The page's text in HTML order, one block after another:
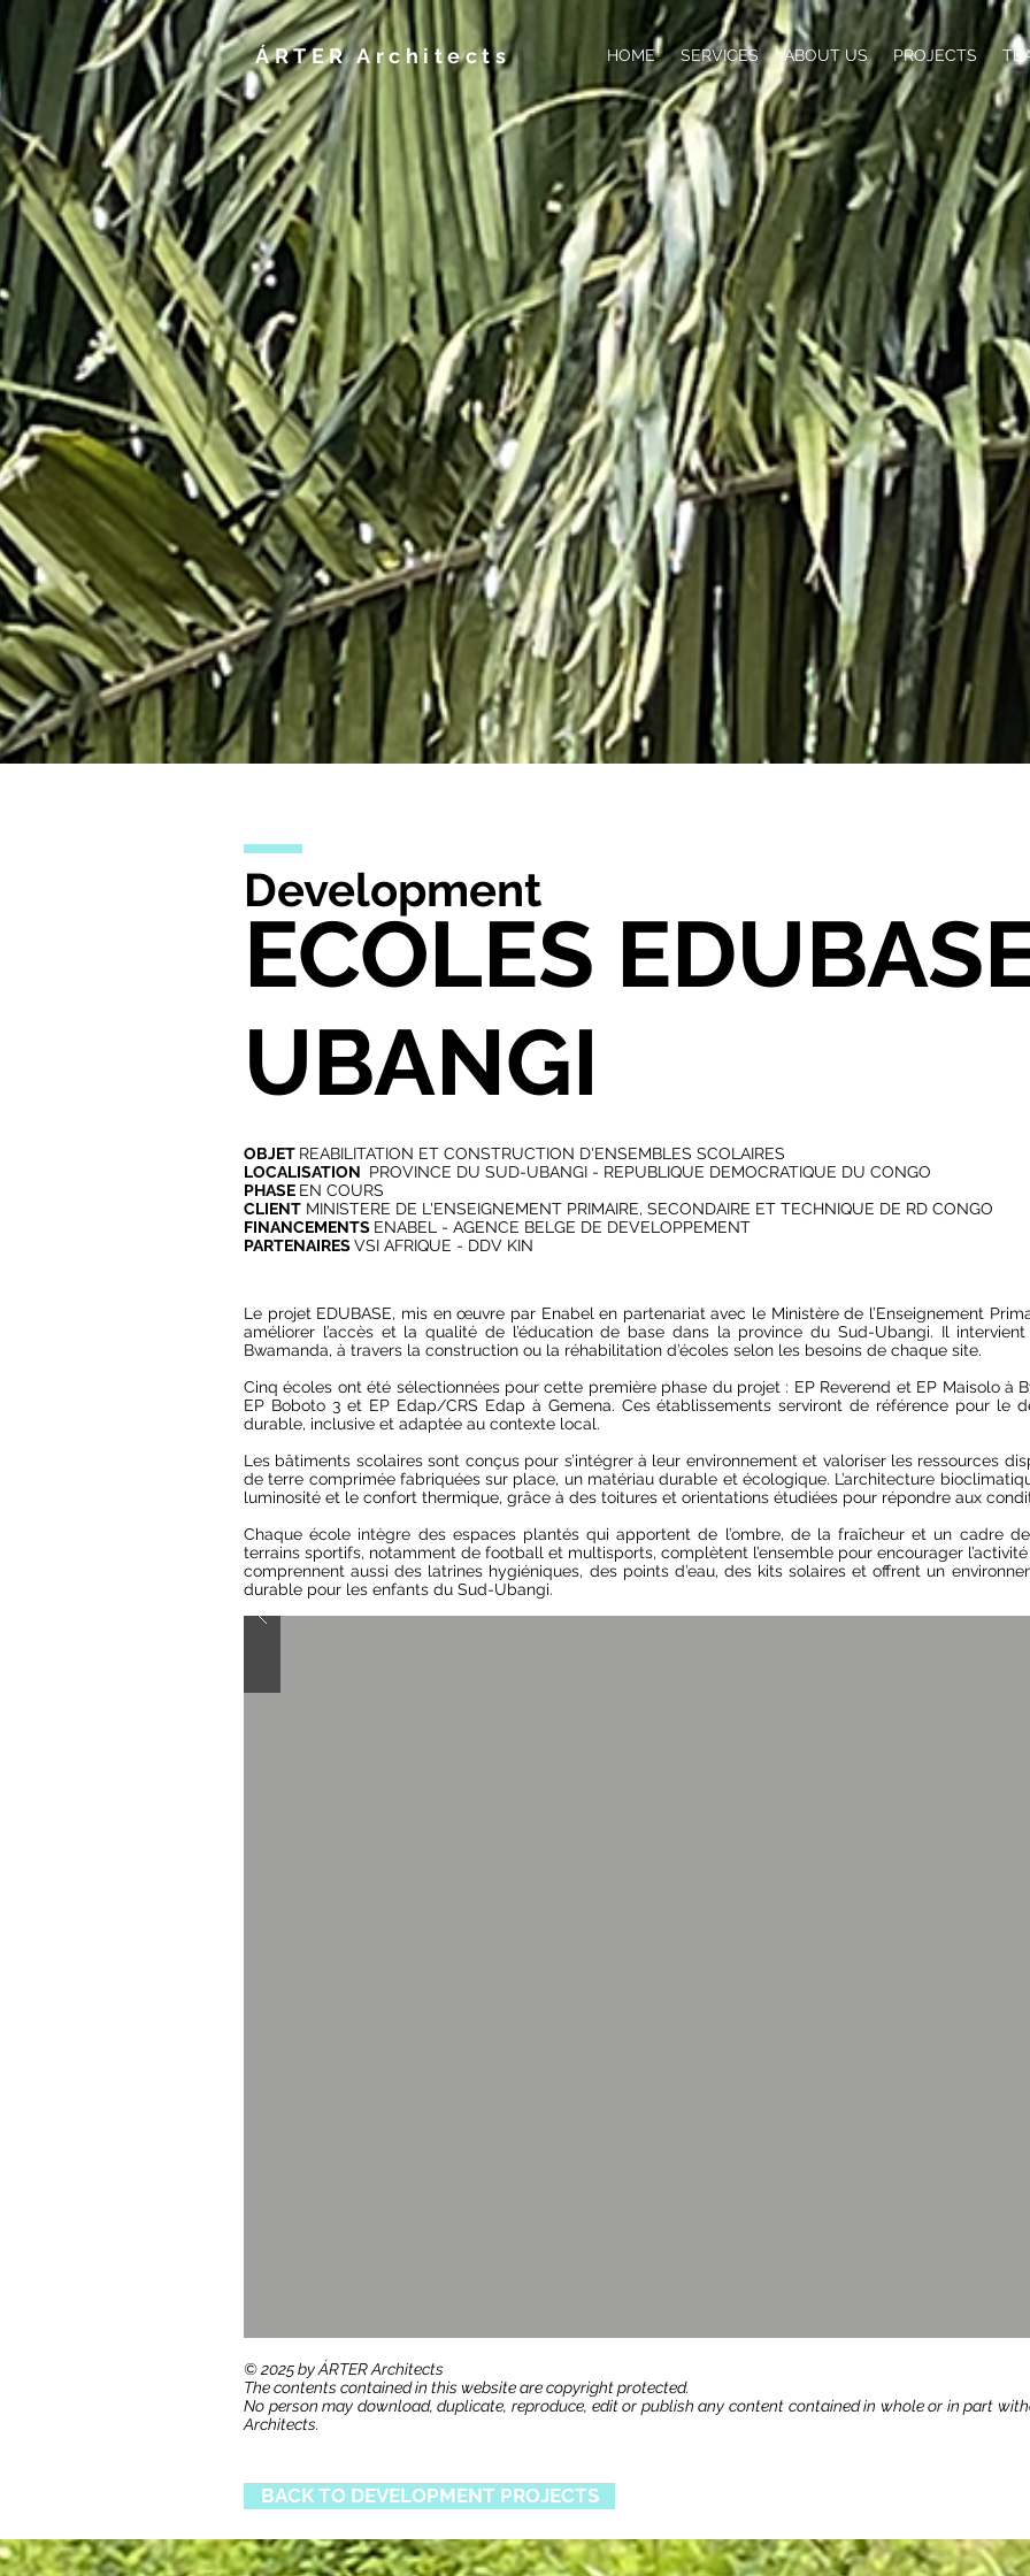
ÁRTER Architects HOME SERVICES ABOUT US PROJECTS
Development
ECOLES
UBANGI
OBJET REABILITATION ET CONSTRUCTION D'ENSEMBLES SCOLAIRES
LOCALISATION PROVINCE DU SUD-UBANGI - REPUBLIQUE DEMOCRATIQUE DU CONGO
PHASE EN COURS
CLIENT MINISTERE DE L'ENSEIGNEMENT PRIMAIRE, SECONDAIRE ET TECHNIQUE DE RD CONGO
FINANCEMENTS ENABEL - AGENCE BELGE DE DEVELOPPEMENT
PARTENAIRESVSI AFRIQUE - DDV KIN
Le projet EDUBASE, mis en œuvre par Enabel en partenariat avec le Ministère de l’Enseignement
améliorer l’accès et la qualité de l’éducation de base dans la province du Sud-Ubangi. Il
Bwamanda, à travers la construction ou la réhabilitation d’écoles selon les besoins de chaque site.
Cinq écoles ont été sélectionnées pour cette première phase du projet : EP Reverend et EP Maisolo à
EP Boboto 3 et EP Edap/CRS Edap à Gemena. Ces établissements serviront de référence pour le
durable, inclusive et adaptée au contexte local.
Les bâtiments scolaires sont conçus pour s’intégrer à leur environnement et valoriser les ressources
de terre comprimée fabriquées sur place, un matériau durable et écologique. L’architecture
luminosité et le confort thermique, grâce à des toitures et orientations étudiées pour répondre aux
Chaque école intègre des espaces plantés qui apportent de l’ombre, de la fraîcheur et un cadre
terrains sportifs, notamment de football et multisports, complètent l’ensemble pour encourager
comprennent aussi des latrines hygiéniques, des points d’eau, des kits solaires et offrent un
durable pour les enfants du Sud-Ubangi.
​© 2025 by ÁRTER Architects
The contents contained in this website are copyright protected.
No person may download, duplicate, reproduce, edit or publish any content contained in whole or in part
Architects.
BACK TO DEVELOPMENT PROJECTS